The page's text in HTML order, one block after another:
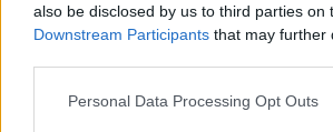
also be disclosed by us to third parties on
Downstream Participants that may further
Please note that this website/app uses
Personal Data Processing Opt Outs
Kedysi boli veľkým trendom,
radšej vyhnite. Týchto 7 vecí